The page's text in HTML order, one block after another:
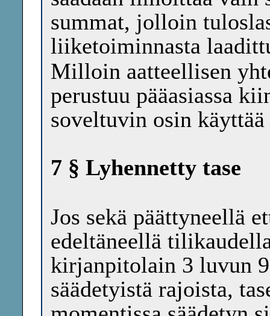
summat, jolloin
liiketoiminnasta
Milloin aatteellisen
perustuu pääasiassa
soveltuvin osin
7 § Lyhennetty tase
Jos sekä päättyneellä
edeltäneellä
kirjanpitolain 3 luvun
säädetyistä rajoista,